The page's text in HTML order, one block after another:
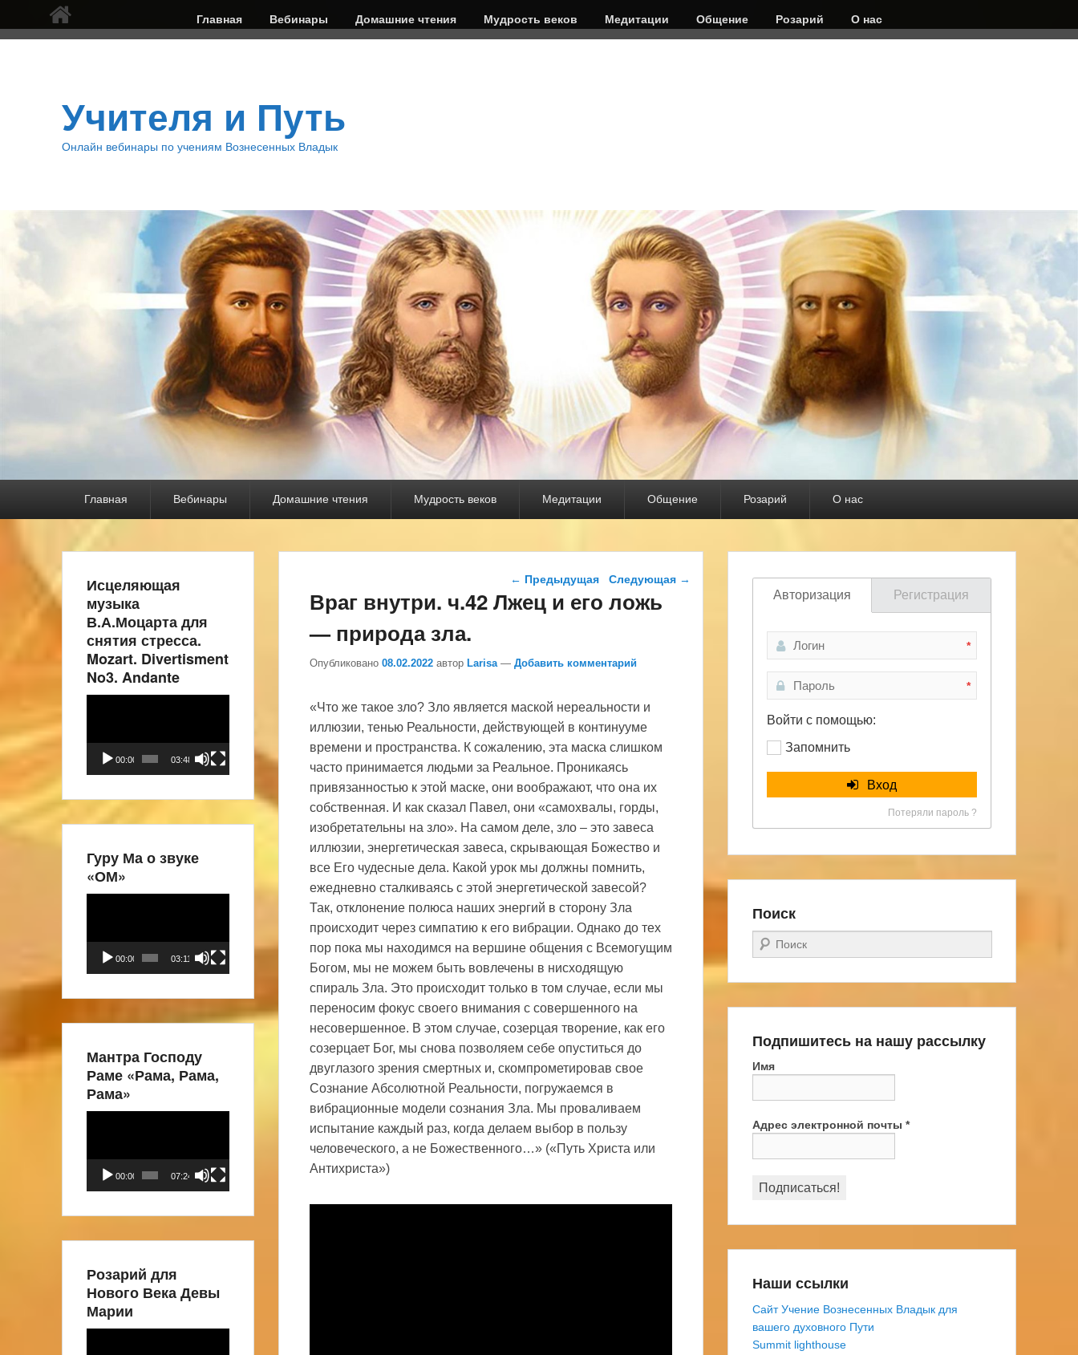
Верхнее
меню
Главная Вебинары Домашние чтения Мудрость веков Медитации Общение Розарий О нас
Учителя и Путь
Онлайн вебинары по учениям Вознесенных Владык
Главная Вебинары Домашние чтения Мудрость веков Медитации Общение Розарий О нас
Навигация по записям
← Предыдущая Следующая →
Враг внутри. ч.42 Лжец и его ложь
— природа зла.
Опубликовано 08.02.2022 автор Larisa — Добавить комментарий
«Что же такое зло? Зло является маской нереальности и
иллюзии, тенью Реальности, действующей в континууме
времени и пространства. К сожалению, эта маска слишком
часто принимается людьми за Реальное. Проникаясь
привязанностью к этой маске, они воображают, что она их
собственная. И как сказал Павел, они «самохвалы, горды,
изобретательны на зло». На самом деле, зло – это завеса
иллюзии, энергетическая завеса, скрывающая Божество и
все Его чудесные дела. Какой урок мы должны помнить,
ежедневно сталкиваясь с этой энергетической завесой?
Так, отклонение полюса наших энергий в сторону Зла
происходит через симпатию к его вибрации. Однако до тех
пор пока мы находимся на вершине общения с Всемогущим
Богом, мы не можем быть вовлечены в нисходящую
спираль Зла. Это происходит только в том случае, если мы
переносим фокус своего внимания с совершенного на
несовершенное. В этом случае, созерцая творение, как его
созерцает Бог, мы снова позволяем себе опуститься до
двуглазого зрения смертных и, скомпрометировав свое
Сознание Абсолютной Реальности, погружаемся в
вибрационные модели сознания Зла. Мы проваливаем
испытание каждый раз, когда делаем выбор в пользу
человеческого, а не Божественного…» («Путь Христа или
Антихриста»)
Авторизация Регистрация
*
*
Войти с помощью:
Запомнить
Вход
Потеряли пароль ?
Поиск
Поиск
Подпишитесь на нашу рассылку
Имя
Адрес электронной почты *
Наши ссылки
Сайт Учение Вознесенных Владык для
вашего духовного Пути
Summit lighthouse
Исцеляющая
музыка
В.А.Моцарта для
снятия стресса.
Mozart. Divertisment
No3. Andante
00:00 03:48
Гуру Ма о звуке
«ОМ»
00:00 03:11
Мантра Господу
Раме «Рама, Рама,
Рама»
00:00 07:24
Розарий для
Нового Века Девы
Марии